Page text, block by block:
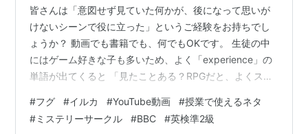
皆さんは「意図せず見ていた何かが、後になって思いが
けないシーンで役に立った」というご経験をお持ちでし
ょうか？ 動画でも書籍でも、何でもOKです。 生徒の中
にはゲーム好きな子も多いため、よく「experience」の
単語が出てくると 「見たことある？RPGだと、よくステ
とレベルアップするのよね」 というヒントを出すと、ど
んなに英語が苦手な子でも「経験値！？」と反応しま
#フグ #イルカ #YouTube動画 #授業で使えるネタ
#ミステリーサークル #BBC #英検準2級